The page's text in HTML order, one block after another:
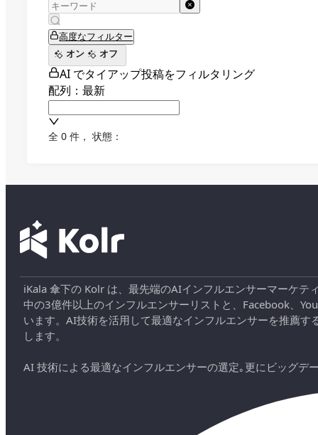
高度なフィルター
オン
オフ
AI でタイアップ投稿をフィルタリング
配列：最新
全 0 件 ， 状態：
iKala 傘下の Kolr は、最先端のAIインフルエンサーマーケ
中の3億件以上のインフルエンサーリストと、Facebook、
います。AI技術を活用して最適なインフルエンサーを推薦
します。
AI 技術による最適なインフルエンサーの選定｡更にビッグデ